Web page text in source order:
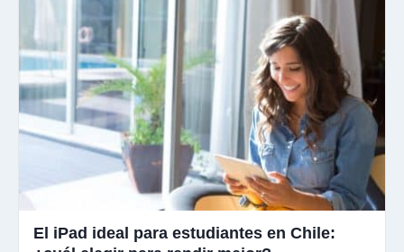
El iPad ideal para estudiantes en Chile: